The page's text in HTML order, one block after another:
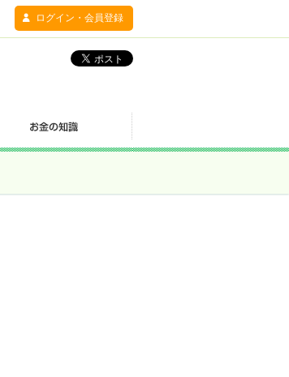
ログイン・会員登録